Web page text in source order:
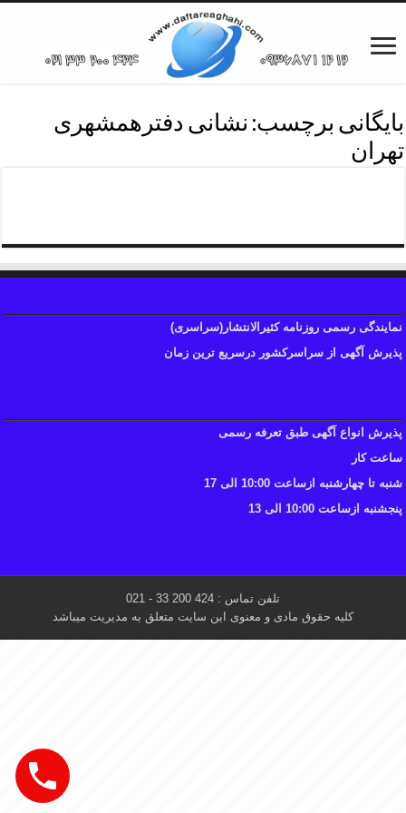
بایگانی برچسب: نشانی دفترهمشهری
تهران
نمایندگی رسمی روزنامه کثیرالانتشار(سراسری)
پذیرش آگهی از سراسرکشور درسریع ترین زمان
پذیرش انواع آگهی طبق تعرفه رسمی
ساعت کار
شنبه تا چهارشنبه ازساعت 10:00 الی 17
پنجشنبه ازساعت 10:00 الی 13
تلفن تماس : 424 200 33 - 021
کلیه حقوق مادی و معنوی این سایت متعلق به مدیریت میباشد